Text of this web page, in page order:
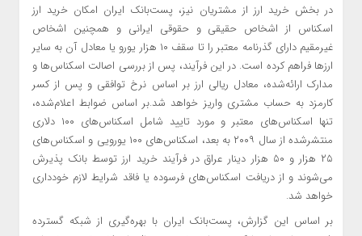
در بخش خرید ارز از مشتریان نیز، پست‌بانک ایران امکان خرید ارز
اسکناس از اشخاص حقیقی و حقوقی ایرانی و همچنین اشخاص
غیرمقیم دارای گذرنامه معتبر را تا سقف ۱۰ هزار یورو یا معادل آن به سایر
ارزها فراهم کرده است. در این فرآیند، پس از بررسی اصالت اسکناس‌ها و
مدارک ارائه‌شده، معادل ریالی ارز بر اساس نرخ توافقی و پس از کسر
کارمزد به حساب مشتری واریز خواهد شد.بر اساس ضوابط اعلام‌شده،
تنها اسکناس‌های معتبر و مورد تایید شامل اسکناس‌های ۱۰۰ دلاری
منتشرشده از سال ۲۰۰۹ به بعد، اسکناس‌های ۱۰۰ یورویی و اسکناس‌های
۲۵ هزار و ۵۰ هزار دینار عراق در فرآیند خرید ارز توسط بانک پذیرش
می‌شوند و از دریافت اسکناس‌های فرسوده یا فاقد شرایط لازم خودداری
خواهد شد.
بر اساس این گزارش، پست‌بانک ایران با بهره‌گیری از شبکه گسترده